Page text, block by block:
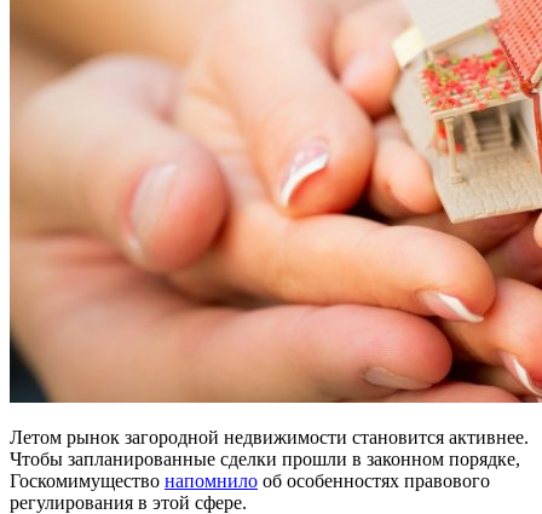
Летом рынок загородной недвижимости становится активнее.
Чтобы запланированные сделки прошли в законном порядке,
Госкомимущество напомнило об особенностях правового
регулирования в этой сфере.